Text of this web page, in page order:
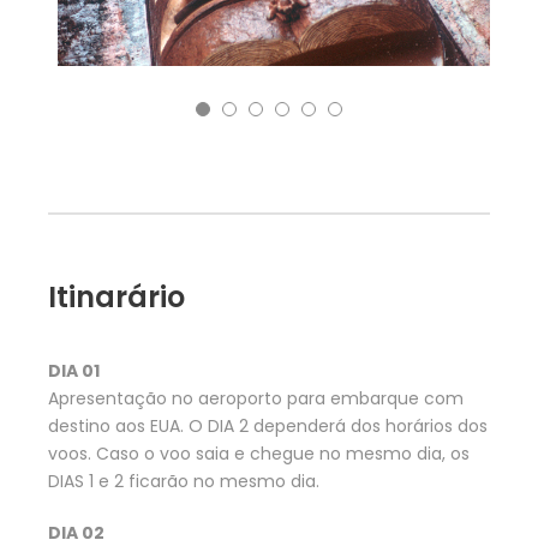
Itinarário
DIA 01
Apresentação no aeroporto para embarque com
destino aos EUA. O DIA 2 dependerá dos horários dos
voos. Caso o voo saia e chegue no mesmo dia, os
DIAS 1 e 2 ficarão no mesmo dia.
DIA 02